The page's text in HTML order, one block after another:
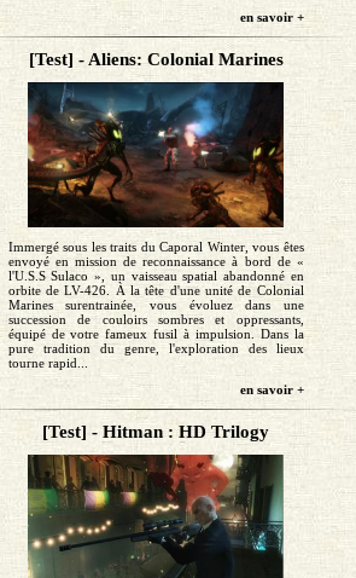
en savoir +
[Test] - Aliens: Colonial Marines
Immergé sous les traits du Caporal Winter, vous êtes
envoyé en mission de reconnaissance à bord de «
l'U.S.S Sulaco », un vaisseau spatial abandonné en
orbite de LV-426. À la tête d'une unité de Colonial
Marines surentrainée, vous évoluez dans une
succession de couloirs sombres et oppressants,
équipé de votre fameux fusil à impulsion. Dans la
pure tradition du genre, l'exploration des lieux
tourne rapid...
en savoir +
[Test] - Hitman : HD Trilogy